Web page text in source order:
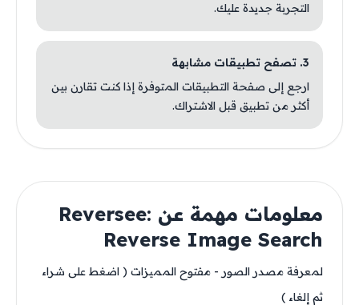
التجربة جديدة عليك.
3. تصفح تطبيقات مشابهة
ارجع إلى صفحة التطبيقات المتوفرة إذا كنت تقارن بين
أكثر من تطبيق قبل الاشتراك.
معلومات مهمة عن Reversee:
Reverse Image Search
لمعرفة مصدر الصور - مفتوح المميزات ( اضغط على شراء
ثم إلغاء )